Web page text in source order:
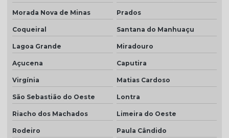
Morada Nova de Minas Prados
Coqueiral Santana do Manhuaçu
Lagoa Grande Miradouro
Açucena Caputira
Virgínia Matias Cardoso
São Sebastião do Oeste Lontra
Riacho dos Machados Limeira do Oeste
Rodeiro Paula Cândido